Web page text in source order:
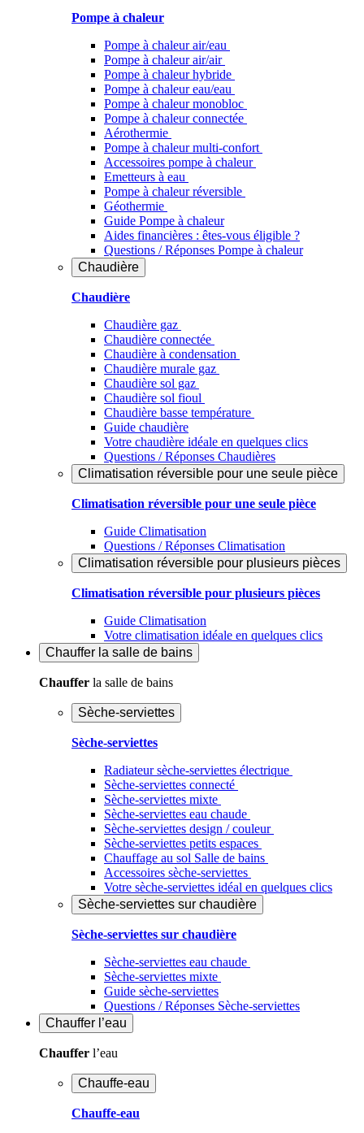
Pompe à chaleur
Pompe à chaleur air/eau
Pompe à chaleur air/air
Pompe à chaleur hybride
Pompe à chaleur​ eau/eau
Pompe à chaleur monobloc
Pompe à chaleur connectée
Aérothermie
Pompe à chaleur multi-confort
Accessoires pompe à chaleur
Emetteurs à eau
Pompe à chaleur réversible
Géothermie
Guide Pompe à chaleur
Aides financières : êtes-vous éligible ?
Questions / Réponses Pompe à chaleur
Chaudière
Chaudière
Chaudière gaz
Chaudière connectée
Chaudière à condensation
Chaudière murale gaz
Chaudière sol gaz
Chaudière sol fioul
Chaudière basse température
Guide chaudière
Votre chaudière idéale en quelques clics
Questions / Réponses Chaudières
Climatisation réversible pour une seule pièce
Climatisation réversible pour une seule pièce
Guide Climatisation
Questions / Réponses Climatisation
Climatisation réversible pour plusieurs pièces
Climatisation réversible pour plusieurs pièces
Guide Climatisation
Votre climatisation idéale en quelques clics
Chauffer la salle de bains
Chauffer la salle de bains
Sèche-serviettes
Sèche-serviettes
Radiateur sèche-serviettes électrique
Sèche-serviettes connecté
Sèche-serviettes mixte
Sèche-serviettes eau chaude
Sèche-serviettes design / couleur
Sèche-serviettes petits espaces
Chauffage au sol Salle de bains
Accessoires sèche-serviettes
Votre sèche-serviettes idéal en quelques clics
Sèche-serviettes sur chaudière
Sèche-serviettes sur chaudière
Sèche-serviettes eau chaude
Sèche-serviettes mixte
Guide sèche-serviettes
Questions / Réponses Sèche-serviettes
Chauffer l’eau
Chauffer l’eau
Chauffe-eau
Chauffe-eau